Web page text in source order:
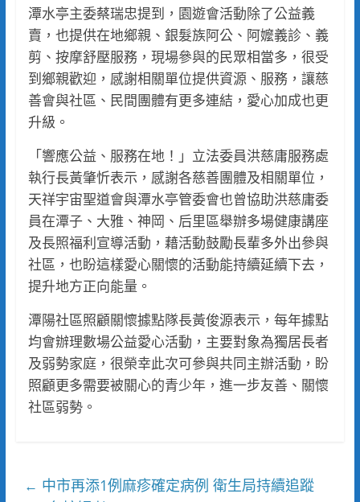
潭水亭主委蔡瑞忠提到，園遊會活動除了公益義
賣，也提供在地鄉親、銀髮族阿公、阿嬤義診、義
剪、按摩舒壓服務，現場參與的民眾相當多，很受
到鄉親歡迎，感謝相關單位提供資源、服務，讓慈
善會與社區、民間團體有更多連結，愛心加成也更
升級。
「響應公益、服務在地！」立法委員洪慈庸服務處
執行長黃肇忻表示，感謝各慈善團體及相關單位，
天祥宇宙聖道會與潭水亭管委會也曾協助洪慈庸委
員在潭子、大雅、神岡、后里區舉辦多場健康講座
及長照福利宣導活動，藉活動鼓勵長輩多外出參與
社區，也盼這樣愛心關懷的活動能持續延續下去，
提升地方正向能量。
潭陽社區照顧關懷據點隊長黃俊源表示，每年據點
均會辦理數場公益愛心活動，主要對象為獨居長者
及弱勢家庭，很榮幸此次可參與共同主辦活動，盼
照顧更多需要被關心的青少年，進一步友善、關懷
社區弱勢。
← 中市再添1例麻疹確定病例 衛生局持續追蹤